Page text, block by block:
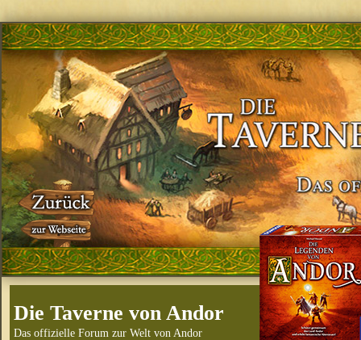
Die Taverne von Andor
Das offizielle Forum zur Welt von Andor